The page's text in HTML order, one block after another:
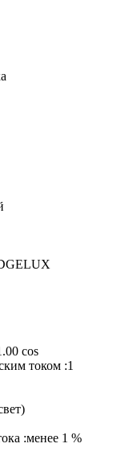
cos
током :1
:менее 1 %